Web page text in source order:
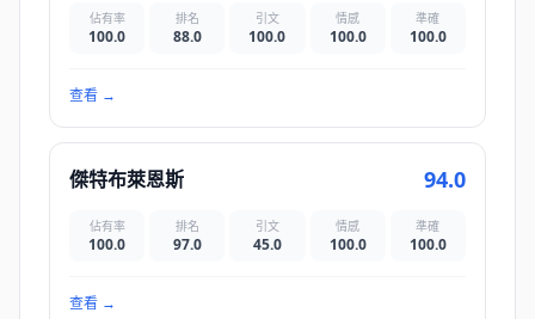
佔有率
100.0
排名
88.0
引文
100.0
情感
100.0
準確
100.0
查看 →
傑特布萊恩斯 94.0
佔有率
100.0
排名
97.0
引文
45.0
情感
100.0
準確
100.0
查看 →